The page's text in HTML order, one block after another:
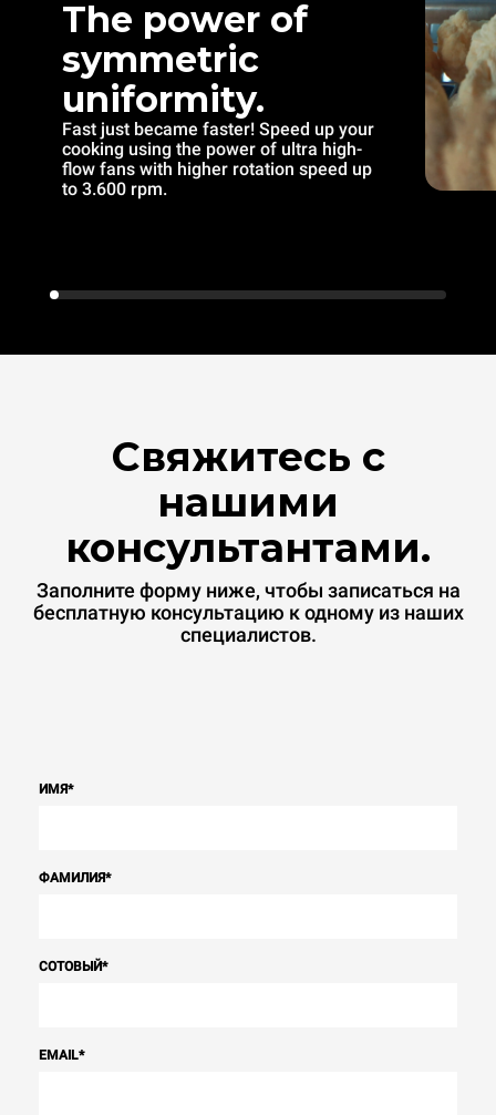
The power of
symmetric
uniformity.
Fast just became faster! Speed up your
cooking using the power of ultra high-
flow fans with higher rotation speed up
to 3.600 rpm.
Свяжитесь с
нашими
консультантами.
Заполните форму ниже, чтобы записаться на
бесплатную консультацию к одному из наших
специалистов.
ИМЯ*
ФАМИЛИЯ*
СОТОВЫЙ*
EMAIL*